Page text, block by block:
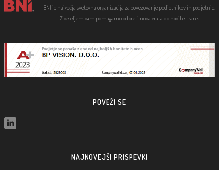
BNI je največja svetovna organizacija za povezovanje podjetnikov in podjetnic.
Z veseljem vam pomagamo odpreti nova vrata do novih strank
POVEŽI SE
NAJNOVEJŠI PRISPEVKI